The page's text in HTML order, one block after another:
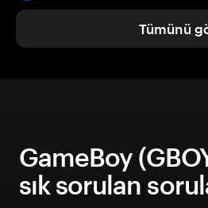
Tümünü
GameBoy
sık sorulan